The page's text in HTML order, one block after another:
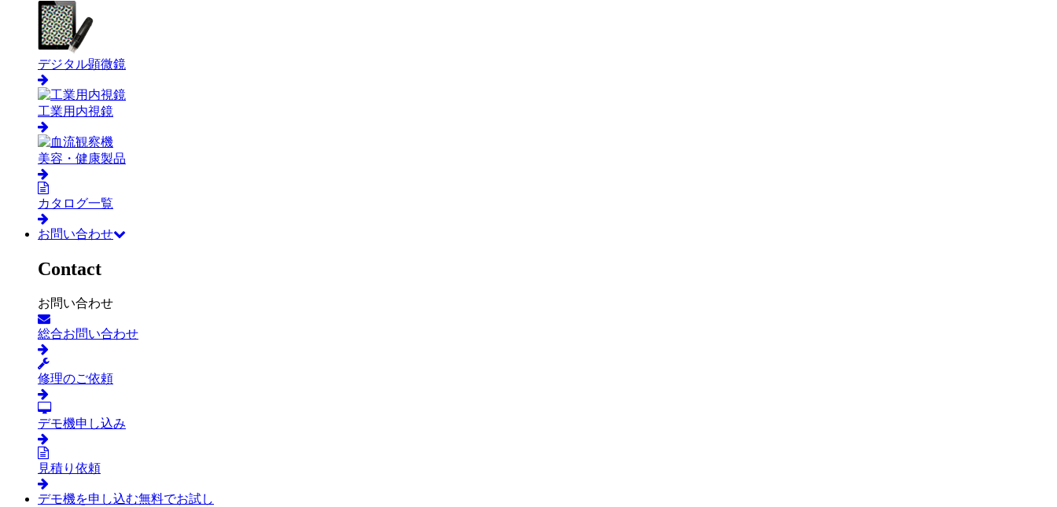
デジタル顕微鏡
工業用内視鏡
美容・健康製品
カタログ一覧
お問い合わせ
Contact
お問い合わせ
総合お問い合わせ
修理のご依頼
デモ機申し込み
見積り依頼
デモ機を申し込む無料でお試し